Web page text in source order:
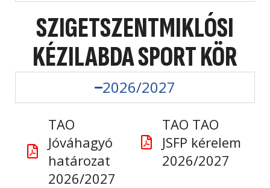
SZIGETSZENTMIKLÓSI
KÉZILABDA SPORT KÖR
2026/2027
TAO
Jóváhagyó
határozat
2026/2027
TAO TAO
JSFP kérelem
2026/2027